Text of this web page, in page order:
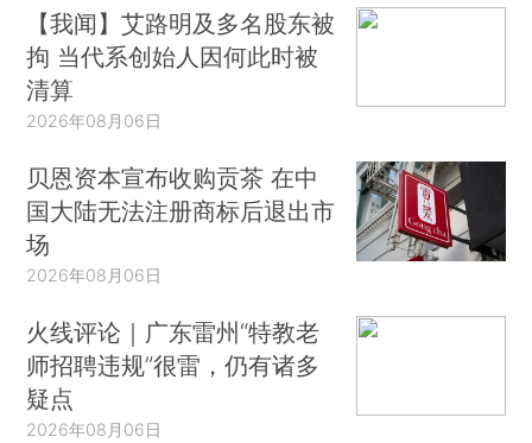
【我闻】艾路明及多名股东被
拘 当代系创始人因何此时被
清算
2026年08月06日
贝恩资本宣布收购贡茶 在中
国大陆无法注册商标后退出市
场
2026年08月06日
火线评论｜广东雷州“特教老
师招聘违规”很雷，仍有诸多
疑点
2026年08月06日